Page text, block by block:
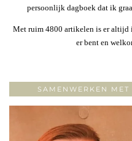
persoonlijk dagboek dat ik
Met ruim 4800 artikelen is er altijd
er bent en
SAMENWERKEN